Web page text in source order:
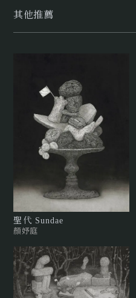
其他推薦
聖代 Sundae
顏妤庭